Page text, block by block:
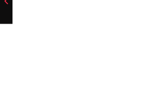
apetite de Pequim acabar?